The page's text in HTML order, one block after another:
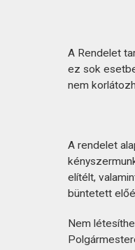
A Rendelet
ez sok
nem
A rendelet
elítélt,
büntetett
Nem